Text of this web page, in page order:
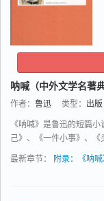
呐喊（中外文学名著
作者： 鲁迅 类型： 出版
《呐喊》是鲁迅的短篇
己》、《一件小事》、
最新章节： 附录：《呐